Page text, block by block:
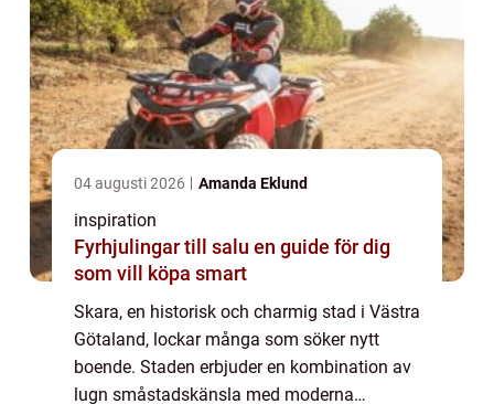
04 augusti 2026 Amanda Eklund
inspiration
Fyrhjulingar till salu en guide för dig
som vill köpa smart
Skara, en historisk och charmig stad i Västra
Götaland, lockar många som söker nytt
boende. Staden erbjuder en kombination av
lugn småstadskänsla med moderna